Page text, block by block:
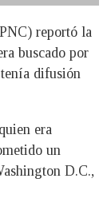
reportó la
buscado por
difusión
era
un
D.C.,